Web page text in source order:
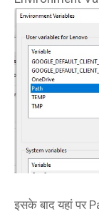
इसके बाद यहां पर